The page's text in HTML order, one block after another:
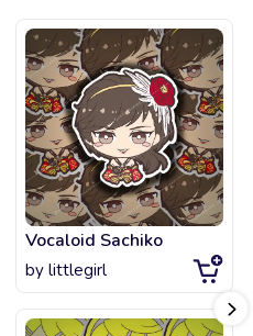
Vocaloid Sachiko
by littlegirl